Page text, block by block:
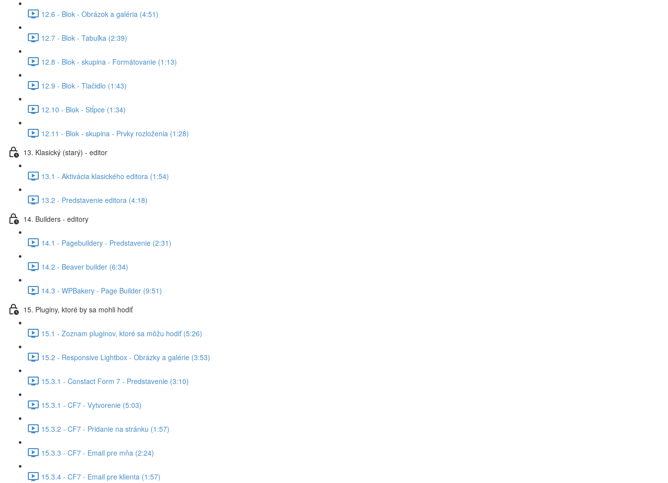
12.6 - Blok - Obrázok a galéria (4:51)
12.7 - Blok - Tabuľka (2:39)
12.8 - Blok - skupina - Formátovanie (1:13)
12.9 - Blok - Tlačidlo (1:43)
12.10 - Blok - Stĺpce (1:34)
12.11 - Blok - skupina - Prvky rozloženia (1:28)
13. Klasický (starý) - editor
13.1 - Aktivácia klasického editora (1:54)
13.2 - Predstavenie editora (4:18)
14. Builders - editory
14.1 - Pagebuildery - Predstavenie (2:31)
14.2 - Beaver builder (6:34)
14.3 - WPBakery - Page Builder (9:51)
15. Pluginy, ktoré by sa mohli hodiť
15.1 - Zoznam pluginov, ktoré sa môžu hodiť (5:26)
15.2 - Responsive Lightbox - Obrázky a galérie (3:53)
15.3.1 - Constact Form 7 - Predstavenie (3:10)
15.3.1 - CF7 - Vytvorenie (5:03)
15.3.2 - CF7 - Pridanie na stránku (1:57)
15.3.3 - CF7 - Email pre mňa (2:24)
15.3.4 - CF7 - Email pre klienta (1:57)